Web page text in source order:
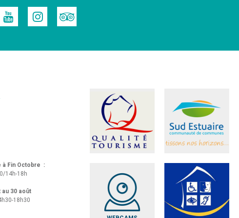
à Fin Octobre :
14h-18h
30 août
18h30